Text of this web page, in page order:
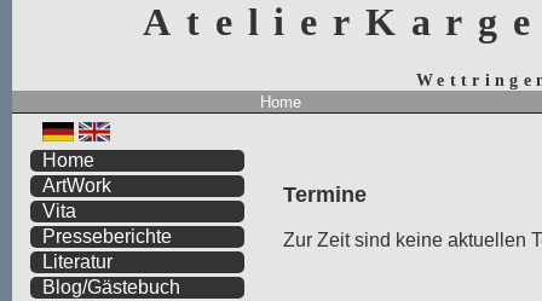
Home
Termine
Zur Zeit sind keine aktuellen
Home
ArtWork
Vita
Presseberichte
Literatur
Blog/Gästebuch